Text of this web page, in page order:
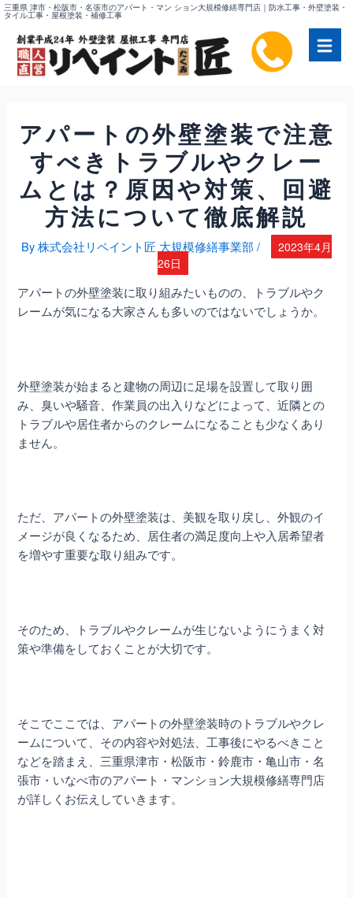
内三重県 津市・松阪市・名張市のアパート・マン ション大規模修繕専門店｜防水工事・外壁塗装・
タイル工事・屋根塗装・補修工事
アパートの外壁塗装で注意
すべきトラブルやクレー
ムとは？原因や対策、回避
方法について徹底解説
By株式会社リペイント匠 大規模修繕事業部 /
2023年4月
26日
アパートの外壁塗装に取り組みたいものの、トラブルやク
レームが気になる大家さんも多いのではないでしょうか。
外壁塗装が始まると建物の周辺に足場を設置して取り囲
み、臭いや騒音、作業員の出入りなどによって、近隣との
トラブルや居住者からのクレームになることも少なくあり
ません。
ただ、アパートの外壁塗装は、美観を取り戻し、外観のイ
メージが良くなるため、居住者の満足度向上や入居希望者
を増やす重要な取り組みです。
そのため、トラブルやクレームが生じないようにうまく対
策や準備をしておくことが大切です。
そこでここでは、アパートの外壁塗装時のトラブルやクレ
ームについて、その内容や対処法、工事後にやるべきこと
などを踏まえ、三重県津市・松阪市・鈴鹿市・亀山市・名
張市・いなべ市のアパート・マンション大規模修繕専門店
が詳しくお伝えしていきます。